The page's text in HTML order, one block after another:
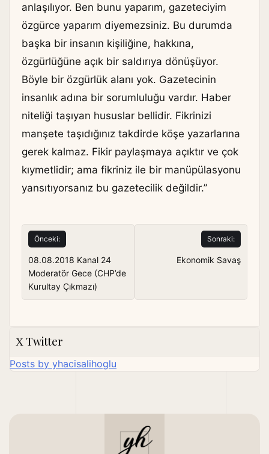
anlaşılıyor. Ben bunu yaparım, gazeteciyim
özgürce yaparım diyemezsiniz. Bu durumda
başka bir insanın kişiliğine, hakkına,
özgürlüğüne açık bir saldırıya dönüşüyor.
Böyle bir özgürlük alanı yok. Gazetecinin
insanlık adına bir sorumluluğu vardır. Haber
niteliği taşıyan hususlar bellidir. Fikrinizi
manşete taşıdığınız takdirde köşe yazarlarına
gerek kalmaz. Fikir paylaşmaya açıktır ve çok
kıymetlidir; ama fikriniz ile bir manüpülasyonu
yansıtıyorsanız bu gazetecilik değildir.”
Yazı
gezinmesi
Önceki:
08.08.2018 Kanal 24
Moderatör Gece (CHP’de
Kurultay Çıkmazı)
Sonraki:
Ekonomik Savaş
Twitter
Posts by yhacisalihoglu